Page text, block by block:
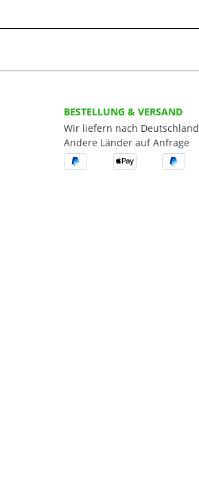
BESTELLUNG & VERSAND
Wir liefern nach Deutschland
Andere Länder auf Anfrage